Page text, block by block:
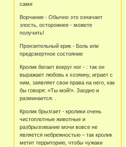
сами
Ворчание - Обычно это означает
злость, осторожнее - можете
получить!
Пронзительный крик - Боль или
предсмертное состояние
Кролик бегает вокруг ног - : так он
выражает любовь к хозяину, играет с
ним, заявляет свои права на него, как
бы говоря: «Ты мой!». Заодно и
разминается. .
Кролик брызгает - кролики очень
чистоплотные животные и
разбрызгивание мочи вовсе не
является небрежностью – так кролик
метит территорию, чтобы чужаки